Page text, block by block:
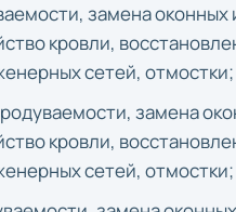
замена оконных
кровли,
сетей, отмостки;
замена
кровли,
сетей, отмостки;